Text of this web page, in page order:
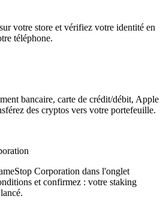
votre store et vérifiez votre identité en
téléphone.
bancaire, carte de crédit/débit, Apple
des cryptos vers votre portefeuille.
Corporation dans l'onglet
et confirmez : votre staking